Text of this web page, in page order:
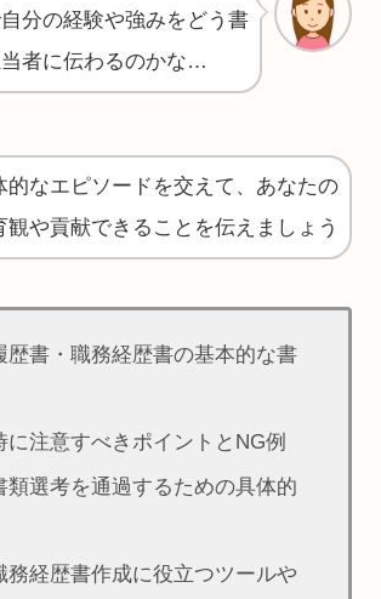
分の経験や強みをどう書
者に伝わるのかな…
的なエピソードを交えて、あなたの
観や貢献できることを伝えましょう
歴書・職務経歴書の基本的な書
に注意すべきポイントとNG例
類選考を通過するための具体的
務経歴書作成に役立つツールや